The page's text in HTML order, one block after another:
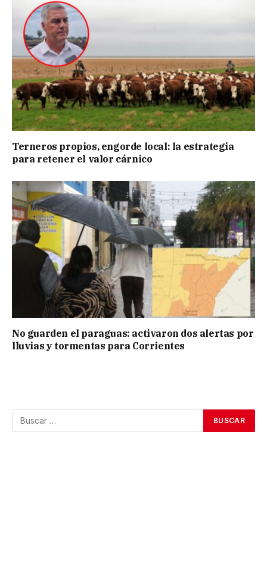
Terneros propios, engorde local: la estrategia
para retener el valor cárnico
No guarden el paraguas: activaron dos alertas por
lluvias y tormentas para Corrientes